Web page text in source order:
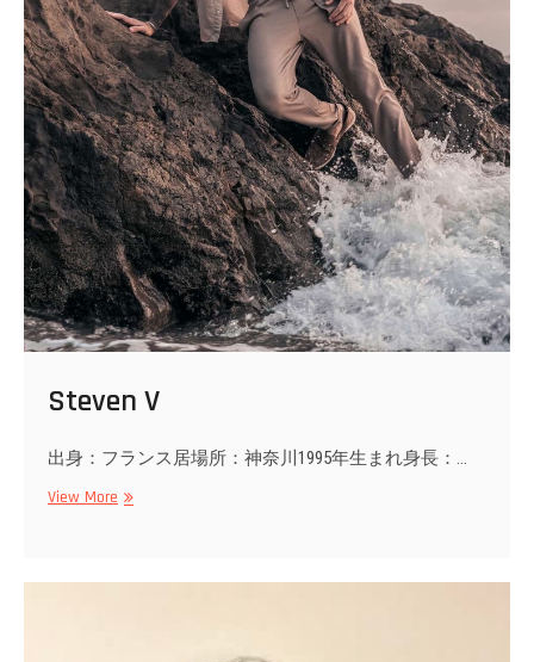
Steven V
出身：フランス居場所：神奈川1995年生まれ身長：…
View More Steven